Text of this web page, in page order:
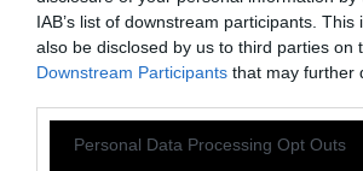
IAB’s list of downstream participants.
also be disclosed by us to third parties on
Downstream Participants that may further
Personal Data Processing Opt Outs